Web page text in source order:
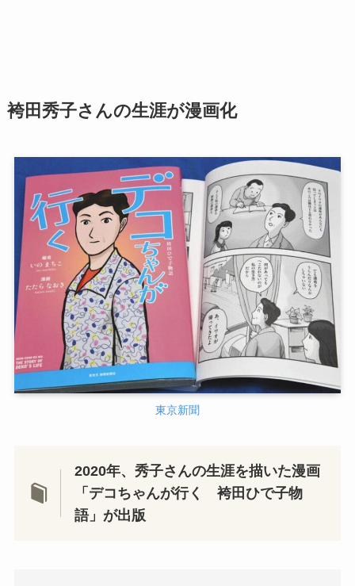
袴田秀子さんの生涯が漫画化
東京新聞
2020年、秀子さんの生涯を描いた漫画
「デコちゃんが行く 袴田ひで子物
語」が出版